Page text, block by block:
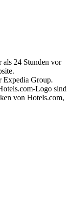
als 24 Stunden vor
Expedia Group.
Logo sind
von Hotels.com,